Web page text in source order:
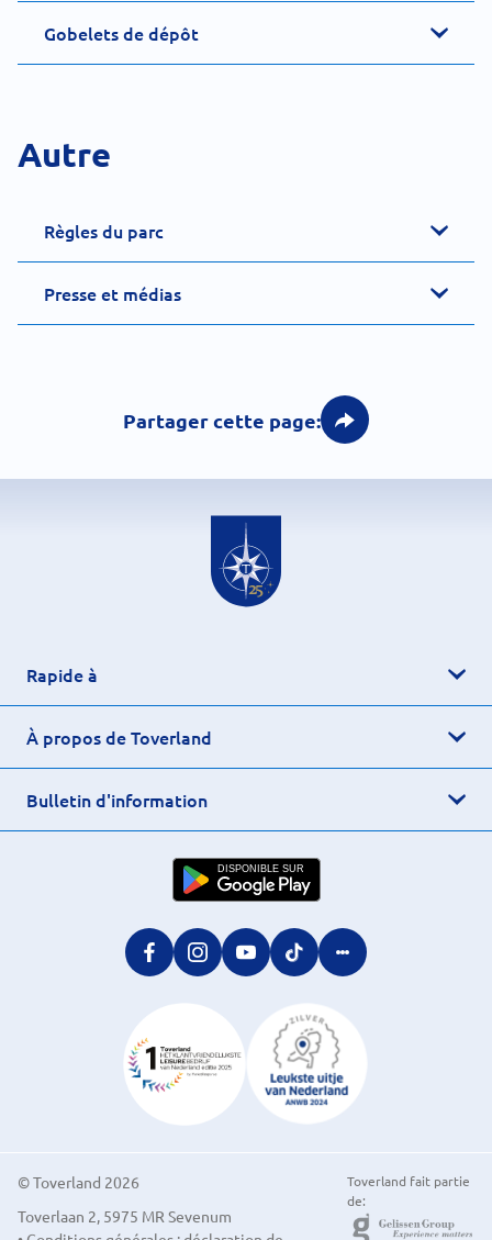
Gobelets de dépôt
Autre
Règles du parc
Presse et médias
Partager cette page:
Rapide à
À propos de Toverland
Bulletin d'information
DISPONIBLE SUR
© Toverland 2026
Toverlaan 2, 5975 MR Sevenum
Toverland fait partie
de: